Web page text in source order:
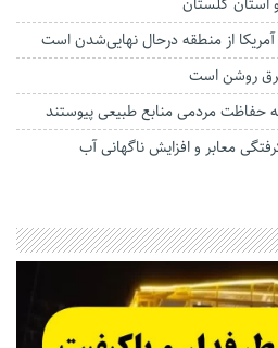
از منطقه درحال نهایی‌شدن است
روشن است
معابر و افزایش ناگهانی آب